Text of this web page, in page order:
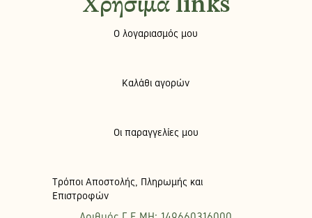
Χρήσιμα links
Ο λογαριασμός μου
Καλάθι αγορών
Οι παραγγελίες μου
Τρόποι Αποστολής, Πληρωμής και
Επιστροφών